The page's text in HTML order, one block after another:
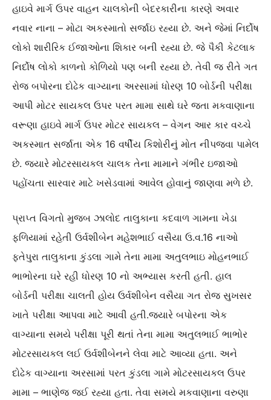
હાઇવે માર્ગ ઉપર વાહન ચાલકોની બેદરકારીના કારણે અવાર
નવાર નાના – મોટા અકસ્માતો સર્જાઇ રહ્યા છે. અને જેમાં નિર્દોષ
લોકો શારીરિક ઈજાઓના શિકાર બની રહ્યા છે. જે પૈકી કેટલાક
નિર્દોષ લોકો કાળનો કોળિયો પણ બની રહ્યા છે. તેવી જ રીતે ગત
રોજ બપોરના દોઢેક વાગ્યાના અરસામાં ધોરણ 10 બોર્ડની પરીક્ષા
આપી મોટર સાયકલ ઉપર પરત મામા સાથે ઘરે જતા મકવાણાના
વરૂણા હાઇવે માર્ગ ઉપર મોટર સાયકલ – વેગન આર કાર વચ્ચે
અકસ્માત સર્જાતા એક 16 વર્ષીય કિશોરીનું મોત નીપજવા પામેલ
છે. જ્યારે મોટરસાયકલ ચાલક તેના મામાને ગંભીર ઇજાઓ
પહોંચતા સારવાર માટે ખસેડવામાં આવેલ હોવાનું જાણવા મળે છે.
પ્રાપ્ત વિગતો મુજબ ઝાલોદ તાલુકાના કદવાળ ગામના ખેડા
ફળિયામાં રહેતી ઉર્વશીબેન મહેશભાઈ વસૈયા ઉ.વ.16 નાઓ
ફતેપુરા તાલુકાના કુંડલા ગામે તેના મામા અતુલભાઇ મોહનભાઈ
ભાભોરના ઘરે રહી ધોરણ 10 નો અભ્યાસ કરતી હતી. હાલ
બોર્ડની પરીક્ષા ચાલતી હોય ઉર્વશીબેન વસૈયા ગત રોજ સુખસર
ખાતે પરીક્ષા આપવા માટે આવી હતી.જ્યારે બપોરના એક
વાગ્યાના સમયે પરીક્ષા પૂરી થતાં તેના મામા અતુલભાઈ ભાભોર
મોટરસાયકલ લઈ ઉર્વશીબેનને લેવા માટે આવ્યા હતા. અને
દોઢેક વાગ્યાના અરસામાં પરત કુંડલા ગામે મોટરસાયકલ ઉપર
મામા – ભાણેજ જઈ રહ્યા હતા. તેવા સમયે મકવાણાના વરુણા